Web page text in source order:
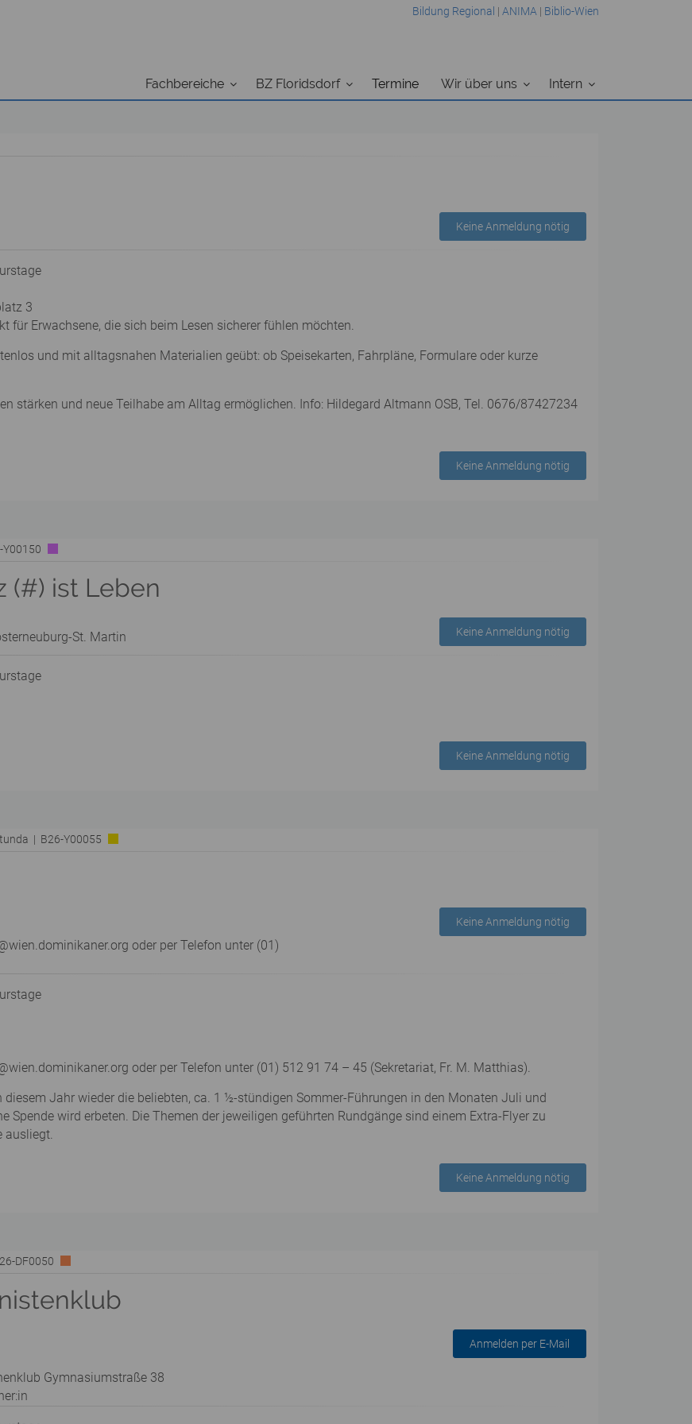
Bildung Regional | ANIMA | Biblio-Wien
Fachbereiche BZ Floridsdorf Termine Wir über uns Intern
Keine Anmeldung nötig
3
für Erwachsene, die sich beim Lesen sicherer fühlen möchten.
und mit alltagsnahen Materialien geübt: ob Speisekarten, Fahrpläne, Formulare oder kurze
stärken und neue Teilhabe am Alltag ermöglichen. Info: Hildegard Altmann OSB, Tel. 0676/87427234
Keine Anmeldung nötig
(#) ist Leben
St. Martin
Keine Anmeldung nötig
Keine Anmeldung nötig
| B26-Y00055
oder per Telefon unter (01)
Keine Anmeldung nötig
oder per Telefon unter (01) 512 91 74 – 45 (Sekretariat, Fr. M. Matthias).
Jahr wieder die beliebten, ca. 1 ½-stündigen Sommer-Führungen in den Monaten Juli und
Spende wird erbeten. Die Themen der jeweiligen geführten Rundgänge sind einem Extra-Flyer zu
ausliegt.
Keine Anmeldung nötig
DF0050
Gymnasiumstraße 38
Anmelden per E-Mail